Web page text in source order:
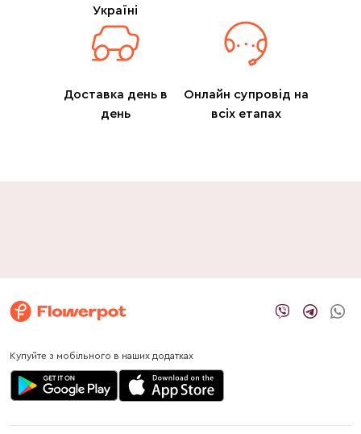
Україні
Доставка день в
день
Онлайн супровід на
всіх етапах
Купуйте з мобільного в наших додатках